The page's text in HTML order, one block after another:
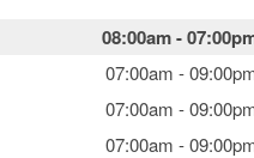
08:00am-
07:00am -
07:00am -
07:00am -